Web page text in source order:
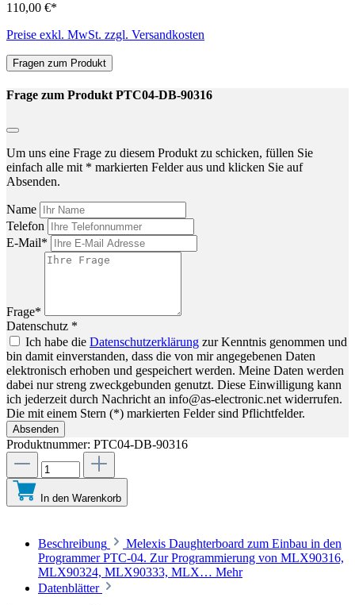
110,00 €*
Preise exkl. MwSt. zzgl. Versandkosten
Fragen zum Produkt
Frage zum Produkt PTC04-DB-90316
Um uns eine Frage zu diesem Produkt zu schicken, füllen Sie
einfach alle mit * markierten Felder aus und klicken Sie auf
Absenden.
Name
Telefon
E-Mail*
Frage*
Datenschutz *
Ich habe die Datenschutzerklärung zur Kenntnis genommen und
bin damit einverstanden, dass die von mir angegebenen Daten
elektronisch erhoben und gespeichert werden. Meine Daten werden
dabei nur streng zweckgebunden genutzt. Diese Einwilligung kann
ich jederzeit durch Nachricht an info@as-electronic.net widerrufen.
Die mit einem Stern (*) markierten Felder sind Pflichtfelder.
Absenden
Produktnummer: PTC04-DB-90316
In den Warenkorb
Beschreibung
Melexis Daughterboard zum Einbau in den
Programmer PTC-04. Zur Programmierung von MLX90316,
MLX90324, MLX90333, MLX… Mehr
Datenblätter